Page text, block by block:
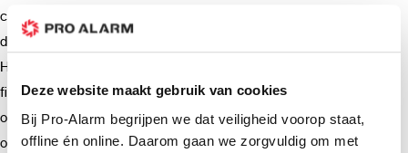
Deze website maakt gebruik van cookies
Bij Pro-Alarm begrijpen we dat veiligheid voorop staat,
offline én online. Daarom gaan we zorgvuldig om met
camera (7)
deurbel (4)
Hikvision (3)
firmware (3)
ondersteuning (2)
opnemen (2)